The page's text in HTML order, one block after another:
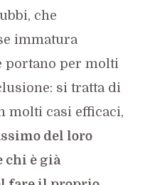
che
immatura
portano per molti
si tratta di
molti casi efficaci,
del loro
chi è già